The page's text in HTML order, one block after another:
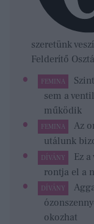
szeretünk
Felderítő
FEMINA
sem a
működik
FEMINA
Az
utálunk
DÍVÁNY
Ez
rontja el a
DÍVÁNY
okozhat